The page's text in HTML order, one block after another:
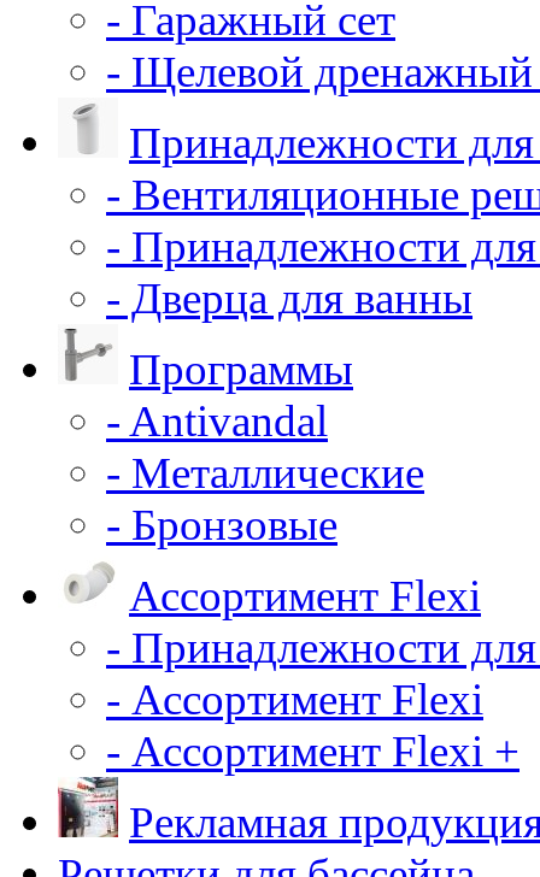
- Гаражный сет
- Щелевой дренажный
Принадлежности для
- Вентиляционные
- Принадлежности
- Дверца для ванны
Программы
- Antivandal
- Металлические
- Бронзовые
Ассортимент Flexi
- Принадлежности
- Ассортимент Flexi
- Ассортимент Flexi +
Рекламная